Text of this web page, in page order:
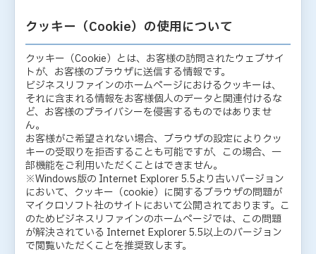
クッキー（Cookie）の使用について
クッキー（Cookie）とは、お客様の訪問されたウェブサイ
トが、お客様のブラウザに送信する情報です。
ビジネスリファインのホームページにおけるクッキーは、
それに含まれる情報をお客様個人のデータと関連付けるな
ど、お客様のプライバシーを侵害するものではありませ
ん。
お客様がご希望されない場合、ブラウザの設定によりクッ
キーの受取りを拒否することも可能ですが、この場合、一
部機能をご利用いただくことはできません。
※Windows版の Internet Explorer 5.5より古いバージョン
において、クッキー（cookie）に関するブラウザの問題が
マイクロソフト社のサイトにおいて公開されております。こ
のためビジネスリファインのホームページでは、この問題
が解決されている Internet Explorer 5.5以上のバージョン
で閲覧いただくことを推奨致します。